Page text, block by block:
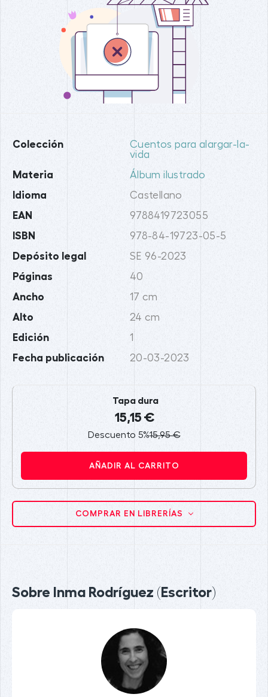
Colección
Cuentos para alargar-la-
vida
Materia Álbum ilustrado
Idioma Castellano
EAN 9788419723055
ISBN 978-84-19723-05-5
Depósito legal SE 96-2023
Páginas 40
Ancho 17 cm
Alto 24 cm
Edición 1
Fecha publicación 20-03-2023
Tapa dura
15,15 €
Descuento 5%15,95 €
AÑADIR AL CARRITO
COMPRAR EN LIBRERÍAS
Sobre Inma Rodríguez (Escritor)